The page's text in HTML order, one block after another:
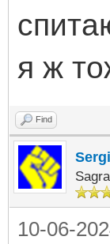
я ж
Find
10-06-